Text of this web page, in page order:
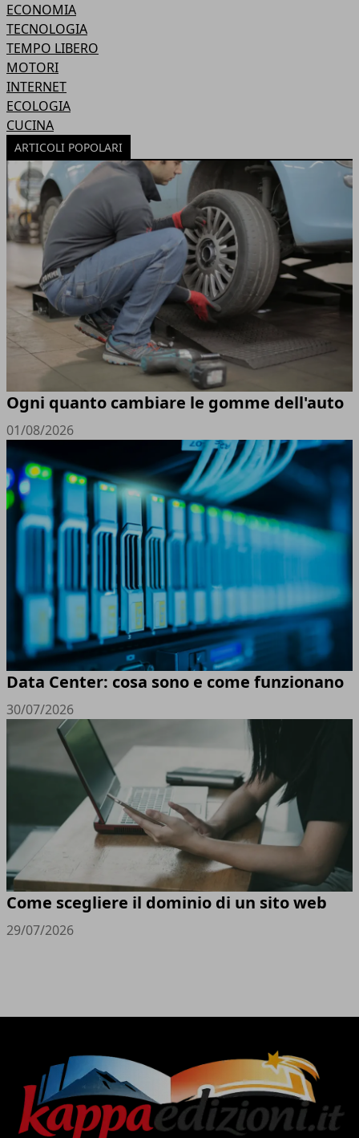
ECONOMIA
TECNOLOGIA
TEMPO LIBERO
MOTORI
INTERNET
ECOLOGIA
CUCINA
ARTICOLI POPOLARI
Ogni quanto cambiare le gomme dell'auto
01/08/2026
Data Center: cosa sono e come funzionano
30/07/2026
Come scegliere il dominio di un sito web
29/07/2026